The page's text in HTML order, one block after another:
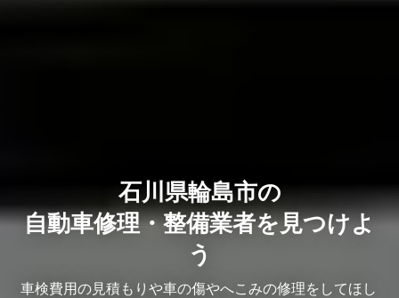
石川県輪島市の
自動車修理・整備業者を見つけよ
う
車検費用の見積もりや車の傷やへこみの修理をしてほし